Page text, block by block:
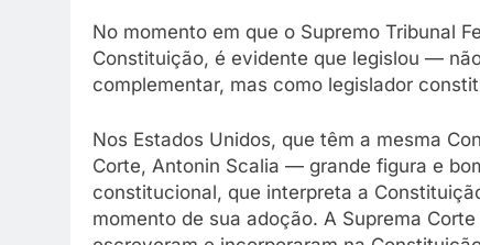
No momento em que o Supremo Tribunal
Constituição, é evidente que legislou —
complementar, mas como legislador
Nos Estados Unidos, que têm a mesma
Corte, Antonin Scalia — grande figura e
constitucional, que interpreta a
momento de sua adoção. A Suprema